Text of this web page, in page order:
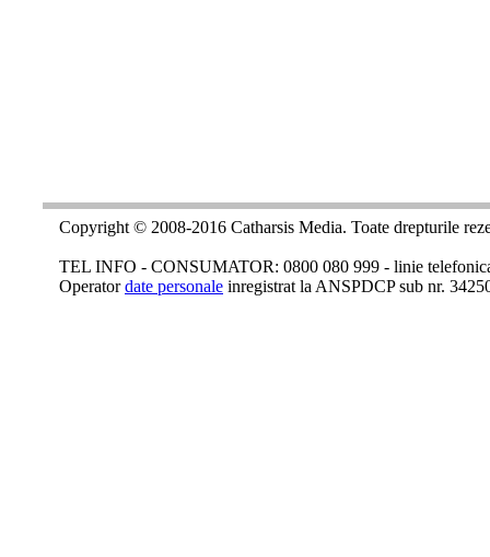
Copyright © 2008-2016 Catharsis Media. Toate drepturile
TEL INFO - CONSUMATOR: 0800 080 999 - linie
Operatordate personale inregistrat la ANSPDCP sub nr.